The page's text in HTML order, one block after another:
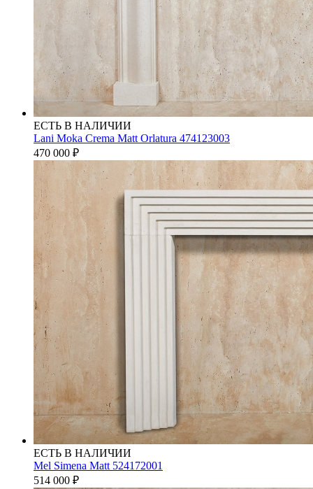
ЕСТЬ В НАЛИЧИИ
Lani Moka Crema Matt Orlatura 474123003
470 000 ₽
ЕСТЬ В НАЛИЧИИ
Mel Simena Matt 524172001
514 000 ₽